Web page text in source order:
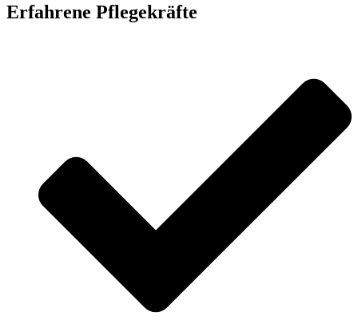
Erfahrene Pflegekräfte